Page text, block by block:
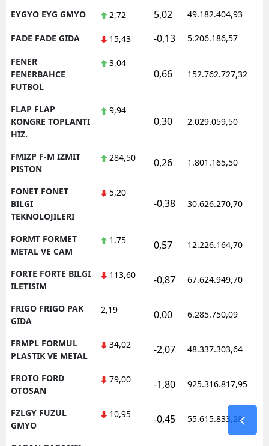
EYGYO EYG GMYO 2,72 5,02 49.182.404,93
FADE FADE GIDA 15,43 -0,13 5.206.186,57
FENER
FENERBAHCE
FUTBOL
3,04
0,66 152.762.727,32
FLAP FLAP
KONGRE TOPLANTI
HIZ.
9,94
0,30 2.029.059,50
FMIZP F-M IZMIT
PISTON
284,50 0,26 1.801.165,50
FONET FONET
BILGI
TEKNOLOJILERI
5,20
-0,38 30.626.270,70
FORMT FORMET
METAL VE CAM
1,75 0,57 12.226.164,70
FORTE FORTE BILGI
ILETISIM
113,60 -0,87 67.624.949,70
FRIGO FRIGO PAK
GIDA
2,19 0,00 6.285.750,09
FRMPL FORMUL
PLASTIK VE METAL
34,02 -2,07 48.337.303,64
FROTO FORD
OTOSAN
79,00 -1,80 925.316.817,95
FZLGY FUZUL
GMYO
10,95 -0,45 55.615.833,28